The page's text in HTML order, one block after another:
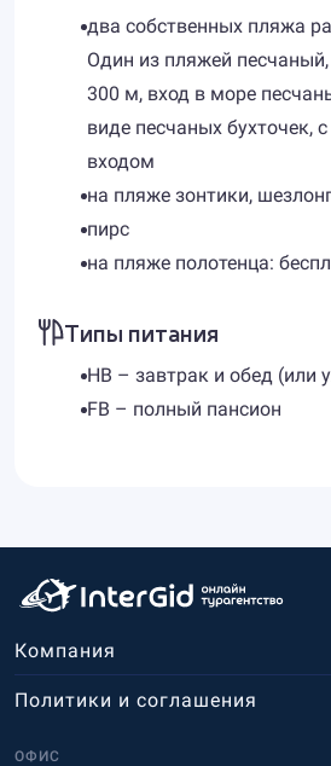
два собственных пляжа
Один из пляжей
300 м, вход в море
виде песчаных бухточек,
входом
на пляже зонтики,
пирс
на пляже полотенца:
Типы питания
HB – завтрак и обед (или
FB – полный пансион
Компания
ОФИС
Политики и соглашения